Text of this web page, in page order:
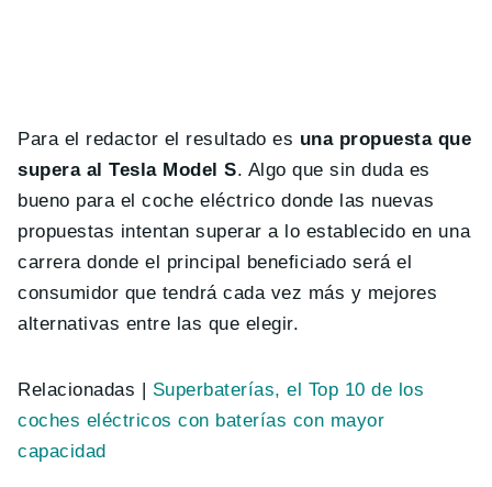
Para el redactor el resultado es una propuesta que
supera al Tesla Model S. Algo que sin duda es
bueno para el coche eléctrico donde las nuevas
propuestas intentan superar a lo establecido en una
carrera donde el principal beneficiado será el
consumidor que tendrá cada vez más y mejores
alternativas entre las que elegir.
Relacionadas | Superbaterías, el Top 10 de los
coches eléctricos con baterías con mayor
capacidad